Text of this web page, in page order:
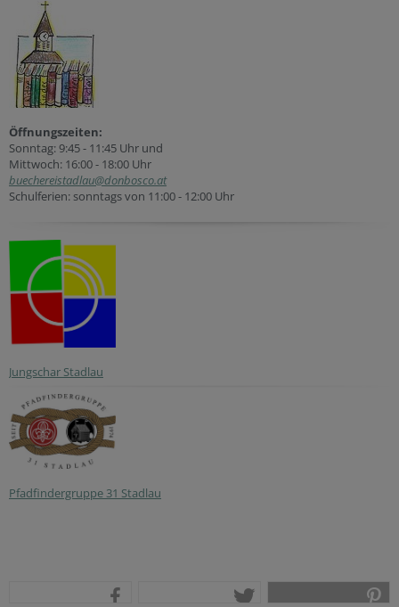
Öffnungszeiten:
Sonntag: 9:45 - 11:45 Uhr und
Mittwoch: 16:00 - 18:00 Uhr
buechereistadlau@donbosco.at
Schulferien: sonntags von 11:00 - 12:00 Uhr
Jungschar Stadlau
Pfadfindergruppe 31 Stadlau